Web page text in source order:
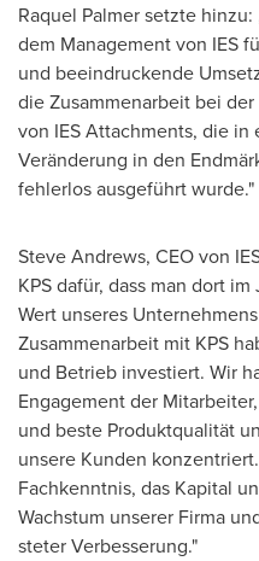
Raquel Palmer setzte
dem Management von IES
und beeindruckende
die Zusammenarbeit bei
von IES Attachments, die
Veränderung in den
fehlerlos ausgeführt wurde."
Steve Andrews, CEOvon
KPS dafür, dass man dort
Wert unseres
Zusammenarbeit mit KPS
und Betrieb investiert. Wir
Engagement der
und beste Produktqualität
unsere Kunden
Fachkenntnis, das Kapital
Wachstum unserer Firma
steter Verbesserung."